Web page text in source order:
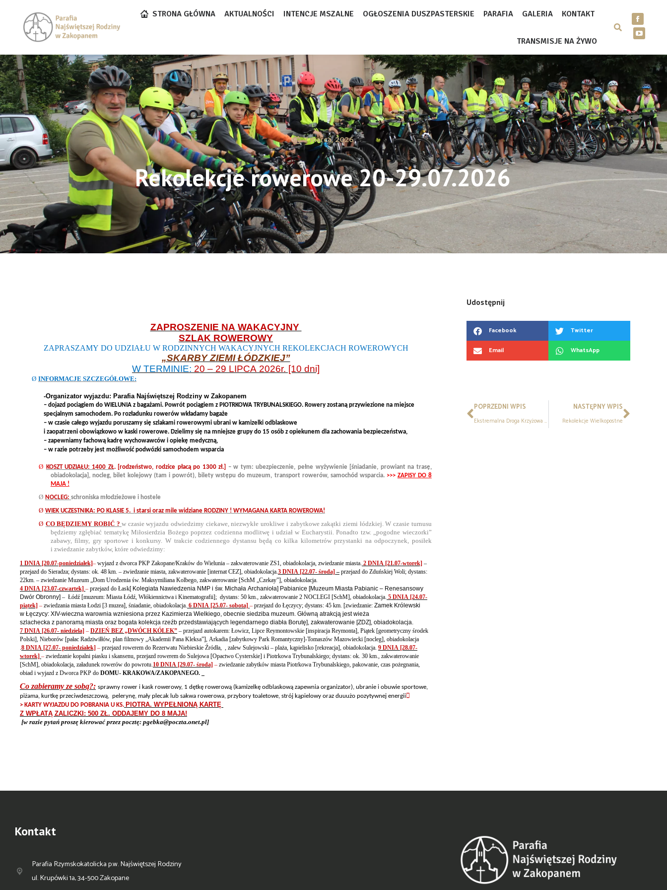
STRONA GŁÓWNA AKTUALNOŚCI INTENCJE MSZALNE OGŁOSZENIA DUSZPASTERSKIE PARAFIA GALERIA KONTAKT
TRANSMISJE NA ŻYWO
7 marca, 2026
Rekolekcje rowerowe 20-29.07.2026
ZAPROSZENIE NA WAKACYJNY
SZLAK ROWEROWY
ZAPRASZAMY DO UDZIAŁU W RODZINNYCH WAKACYJNYCH REKOLEKCJACH ROWEROWYCH
„SKARBY ZIEMI ŁÓDZKIEJ”
W TERMINIE: 20 – 29 LIPCA 2026r. [10 dni]
Ø INFORMACJE SZCZEGÓŁOWE:
-Organizator wyjazdu: Parafia Najświętszej Rodziny w Zakopanem
– dojazd pociągiem do WIELUNIA z bagażami. Powrót pociągiem z PIOTRKOWA TRYBUNALSKIEGO. Rowery zostaną przywiezione na miejsce
specjalnym samochodem. Po rozładunku rowerów wkładamy bagaże
– w czasie całego wyjazdu poruszamy się szlakami rowerowymi ubrani w kamizelki odblaskowe
i zaopatrzeni obowiązkowo w kaski rowerowe. Dzielimy się na mniejsze grupy do 15 osób z opiekunem dla zachowania bezpieczeństwa,
– zapewniamy fachową kadrę wychowawców i opiekę medyczną,
– w razie potrzeby jest możliwość podwózki samochodem wsparcia
Ø KOSZT UDZIAŁU: 1400 ZŁ. [rodzeństwo, rodzice płacą po 1300 zł.] – w tym: ubezpieczenie, pełne wyżywienie [śniadanie, prowiant na trasę,
obiadokolacja], nocleg, bilet kolejowy (tam i powrót), bilety wstępu do muzeum, transport rowerów, samochód wsparcia. >>> ZAPISY DO 8
MAJA !
Ø NOCLEG: schroniska młodzieżowe i hostele
Ø WIEK UCZESTNIKA: PO KLASIE 5. i starsi oraz mile widziane RODZINY ! WYMAGANA KARTA ROWEROWA!
Ø CO BĘDZIEMY ROBIĆ ? w czasie wyjazdu odwiedzimy ciekawe, niezwykłe urokliwe i zabytkowe zakątki ziemi łódzkiej. W czasie turnusu
będziemy zgłębiać tematykę Miłosierdzia Bożego poprzez codzienna modlitwę i udział w Eucharystii. Ponadto tzw. „pogodne wieczorki”
zabawy, filmy, gry sportowe i konkursy. W trakcie codziennego dystansu będą co kilka kilometrów przystanki na odpoczynek, posiłek
i zwiedzanie zabytków, które odwiedzimy:
1 DNIA [20.07-poniedziałek]– wyjazd z dworca PKP Zakopane/Kraków do Wielunia – zakwaterowanie ZS1, obiadokolacja, zwiedzanie miasta. 2 DNIA [21.07-wtorek] –
przejazd do Sieradza; dystans: ok. 48 km. – zwiedzanie miasta, zakwaterowanie [internat CEZ], obiadokolacja.3 DNIA [22.07- środa] – przejazd do Zduńskiej Woli; dystans:
22km. – zwiedzanie Muzeum „Dom Urodzenia św. Maksymiliana Kolbego, zakwaterowanie [SchM „Czekay”], obiadokolacja.
4 DNIA [23.07-czwartek] – przejazd do Łask[Kolegiata Nawiedzenia NMP i św. Michała Archanioła] Pabianice [Muzeum Miasta Pabianic – Renesansowy
Dwór Obronny] – Łódź [muzeum: Miasta Łódź, Włókiennictwa i Kinematografii]; dystans: 50 km., zakwaterowanie 2 NOCLEGI [SchM], obiadokolacja. 5 DNIA [24.07-
piątek] – zwiedzania miasta Łodzi [3 muzea], śniadanie, obiadokolacja. 6 DNIA [25.07- sobota] – przejazd do Łęczycy; dystans: 45 km. [zwiedzanie: Zamek Królewski
w Łęczycy: XIV-wieczna warownia wzniesiona przez Kazimierza Wielkiego, obecnie siedziba muzeum. Główną atrakcją jest wieża
szlachecka z panoramą miasta oraz bogata kolekcja rzeźb przedstawiających legendarnego diabła Borutę], zakwaterowanie [ZDZ], obiadokolacja.
7 DNIA [26.07- niedziela] – DZIEŃ BEZ „DWÓCH KÓLEK” – przejazd autokarem: Łowicz, Lipce Reymontowskie [inspiracja Reymonta], Piątek [geometryczny środek
Polski], Nieborów [pałac Radziwiłłów, plan filmowy „Akademii Pana Kleksa”], Arkadia [zabytkowy Park Romantyczny]-Tomaszów Mazowiecki [nocleg], obiadokolacja
.8 DNIA [27.07- poniedziałek] – przejazd rowerem do Rezerwatu Niebieskie Źródła, , zalew Sulejowski – plaża, kąpielisko [rekreacja], obiadokolacja. 9 DNIA [28.07-
wtorek] – zwiedzanie kopalni piasku i skansenu, przejazd rowerem do Sulejowa [Opactwo Cysterskie] i Piotrkowa Trybunalskiego; dystans: ok. 30 km., zakwaterowanie
[SchM], obiadokolacja, załadunek rowerów do powrotu.10 DNIA [29.07- środa] – zwiedzanie zabytków miasta Piotrkowa Trybunalskiego, pakowanie, czas pożegnania,
obiad i wyjazd z Dworca PKP do DOMU- KRAKOWA/ZAKOPANEGO.
Co zabieramy ze sobą?: sprawny rower i kask rowerowy, 1 dętkę rowerową (kamizelkę odblaskową zapewnia organizator), ubranie i obuwie sportowe,
piżama, kurtkę przeciwdeszczową, pelerynę, mały plecak lub sakwa rowerowa, przybory toaletowe, strój kąpielowy oraz duuużo pozytywnej energii
> KARTY WYJAZDU DO POBRANIA U KS. PIOTRA. WYPEŁNIONĄ KARTĘ
Z WPŁATĄ ZALICZKI: 500 ZŁ. ODDAJEMY DO 8 MAJA!
[w razie pytań proszę kierować przez pocztę: pgebka@poczta.onet.pl]
Udostępnij
Facebook Twitter
Email WhatsApp
POPRZEDNI WPIS
Ekstremalna Droga Krzyżowa 2026
NASTĘPNY WPIS
Rekolekcje Wielkopostne
Kontakt
Parafia Rzymskokatolicka p.w. Najświętszej Rodziny
ul. Krupówki 1a, 34-500 Zakopane